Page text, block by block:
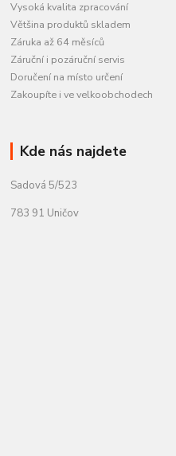
Vysoká kvalita zpracování
Většina produktů skladem
Záruka až 64 měsíců
Záruční i pozáruční servis
Doručení na místo určení
Zakoupíte i ve velkoobchodech
Kde nás najdete
Sadová 5/523
783 91 Uničov